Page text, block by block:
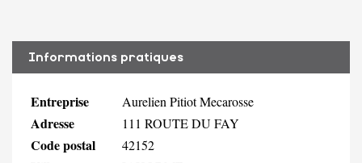
Informations pratiques
Entreprise Aurelien Pitiot Mecarosse
Adresse 111 ROUTE DU FAY
Code postal 42152